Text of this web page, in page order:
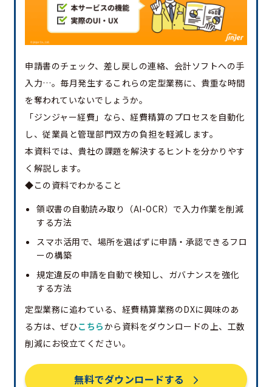
申請書のチェック、差し戻しの連絡、会計ソフトへの手
入力…。毎月発生するこれらの定型業務に、貴重な時間
を奪われていないでしょうか。
「ジンジャー経費」なら、経費精算のプロセスを自動化
し、従業員と管理部門双方の負担を軽減します。
本資料では、貴社の課題を解決するヒントを分かりやす
く解説します。
◆この資料でわかること
領収書の自動読み取り（AI-OCR）で入力作業を削減
する方法
スマホ活用で、場所を選ばずに申請・承認できるフロ
ーの構築
規定違反の申請を自動で検知し、ガバナンスを強化
する方法
定型業務に追わている、経費精算業務のDXに興味のあ
る方は、ぜひこちらから資料をダウンロードの上、工数
削減にお役立てください。
無料でダウンロードする